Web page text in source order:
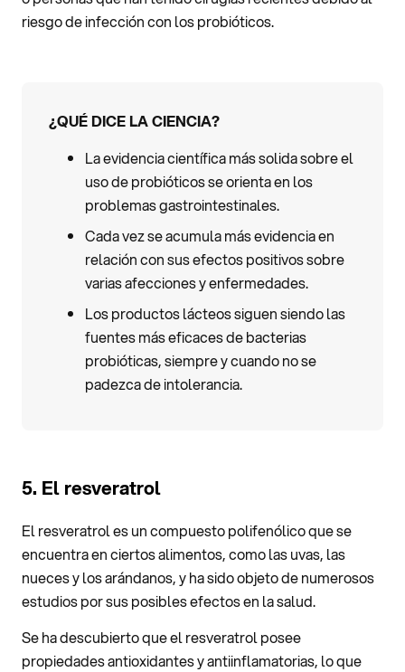
riesgo de infección con los probióticos.
¿QUÉ DICE LA CIENCIA?
La evidencia científica más solida sobre el
uso de probióticos se orienta en los
problemas gastrointestinales.
Cada vez se acumula más evidencia en
relación con sus efectos positivos sobre
varias afecciones y enfermedades.
Los productos lácteos siguen siendo las
fuentes más eficaces de bacterias
probióticas, siempre y cuando no se
padezca de intolerancia.
5. El resveratrol
El resveratrol es un compuesto polifenólico que se
encuentra en ciertos alimentos, como las uvas, las
nueces y los arándanos, y ha sido objeto de numerosos
estudios por sus posibles efectos en la salud.
Se ha descubierto que el resveratrol posee
propiedades antioxidantes y antiinflamatorias, lo que